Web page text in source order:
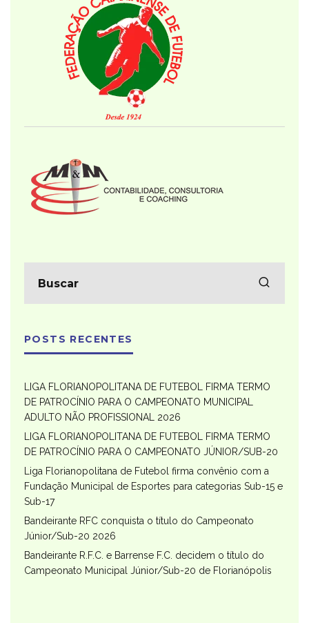
POSTS RECENTES
LIGA FLORIANOPOLITANA DE FUTEBOL FIRMA TERMO
DE PATROCÍNIO PARA O CAMPEONATO MUNICIPAL
ADULTO NÃO PROFISSIONAL 2026
LIGA FLORIANOPOLITANA DE FUTEBOL FIRMA TERMO
DE PATROCÍNIO PARA O CAMPEONATO JÚNIOR/SUB-20
Liga Florianopolitana de Futebol firma convênio com a
Fundação Municipal de Esportes para categorias Sub-15 e
Sub-17
Bandeirante RFC conquista o título do Campeonato
Júnior/Sub-20 2026
Bandeirante R.F.C. e Barrense F.C. decidem o título do
Campeonato Municipal Júnior/Sub-20 de Florianópolis